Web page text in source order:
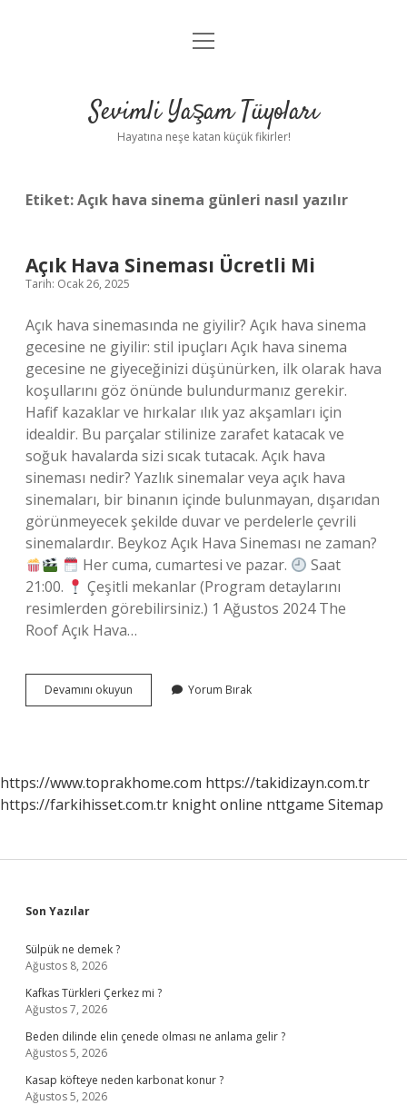
Anasayfa
Yasal Uyarı
menüyü
Sevimli Yaşam Tüyoları
Hayatına neşe katan küçük fikirler!
Etiket:Açık hava sinema günleri nasıl yazılır
Açık Hava Sineması Ücretli Mi
Tarih: Ocak 26, 2025
Açık hava sinemasında ne giyilir? Açık hava sinema
gecesine ne giyilir: stil ipuçları Açık hava sinema
gecesine ne giyeceğinizi düşünürken, ilk olarak hava
koşullarını göz önünde bulundurmanız gerekir.
Hafif kazaklar ve hırkalar ılık yaz akşamları için
idealdir. Bu parçalar stilinize zarafet katacak ve
soğuk havalarda sizi sıcak tutacak. Açık hava
sineması nedir? Yazlık sinemalar veya açık hava
sinemaları, bir binanın içinde bulunmayan, dışarıdan
görünmeyecek şekilde duvar ve perdelerle çevrili
sinemalardır. Beykoz Açık Hava Sineması ne zaman?
Her cuma, cumartesi ve pazar.
Saat
21:00.
Çeşitli mekanlar (Program detaylarını
resimlerden görebilirsiniz.) 1 Ağustos 2024 The
Roof Açık Hava…
Devamını okuyun
Hava
Yorum Bırak
https://www.toprakhome.com https://takidizayn.com.tr
https://farkihisset.com.tr knight online nttgame Sitemap
Sidebar
Son Yazılar
Sülpük ne demek ?
Ağustos 8, 2026
Kafkas Türkleri Çerkez mi ?
Ağustos 7, 2026
Beden dilinde elin çenede olması ne anlama gelir ?
Ağustos 5, 2026
Kasap köfteye neden karbonat konur ?
Ağustos 5, 2026